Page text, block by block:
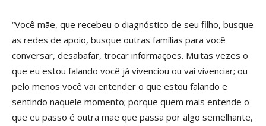
“Você mãe, que recebeu o diagnóstico de seu filho, busque
as redes de apoio, busque outras famílias para você
conversar, desabafar, trocar informações. Muitas vezes o
que eu estou falando você já vivenciou ou vai vivenciar; ou
pelo menos você vai entender o que estou falando e
sentindo naquele momento; porque quem mais entende o
que eu passo é outra mãe que passa por algo semelhante,